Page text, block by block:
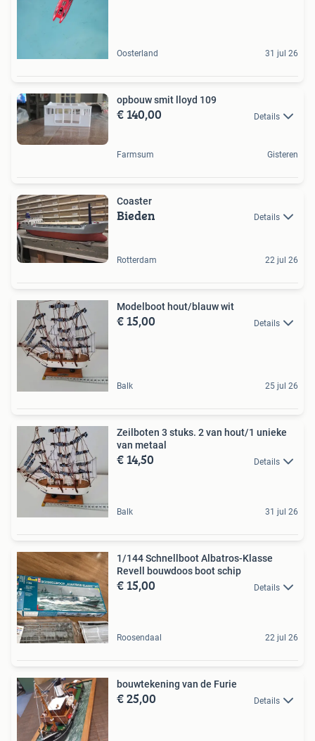
Oosterland 31 jul 26
opbouw smit lloyd 109
€ 140,00 Details
Farmsum Gisteren
Coaster
Bieden Details
Rotterdam 22 jul 26
Modelboot hout/blauw wit
€ 15,00 Details
Balk 25 jul 26
Zeilboten 3 stuks. 2 van hout/1 unieke
van metaal
€ 14,50 Details
Balk 31 jul 26
1/144 Schnellboot Albatros-Klasse
Revell bouwdoos boot schip
€ 15,00 Details
Roosendaal 22 jul 26
bouwtekening van de Furie
€ 25,00 Details